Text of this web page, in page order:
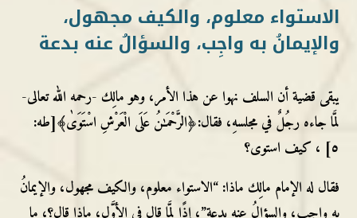
الاستواء معلوم، والكيف مجهول،
والإيمانُ به واجِب، والسؤالُ عنه بدعة
يبقى قضية أن السلف نهوا عن هذا الأمر، وهو مالِك -رحمه الله تعالى-
لمَّا جاءه رجُلٌ في مجلسهِ، فقال:﴿الرَّحْمَـٰنُ عَلَى الْعَرْشِ اسْتَوَىٰ﴾[طه:
٥] ، كيف استوى؟
فقال له الإمام مالِك ماذا: “الاستواء معلوم، والكيف مجهول، والإيمانُ